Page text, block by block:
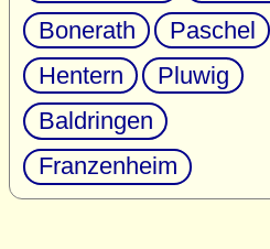
Bonerath
Paschel
Hentern
Pluwig
Baldringen
Franzenheim